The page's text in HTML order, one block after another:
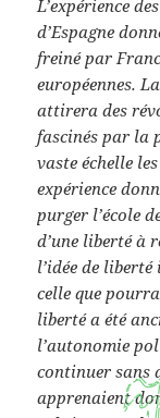
L’expérience
d’Espagne
freiné par
européennes.
attirera des
fascinés par la
vaste échelle
expérience
purger l’école
d’une liberté à
l’idée de
celle que
liberté a été
l’autonomie
continuer sans
apprenaient